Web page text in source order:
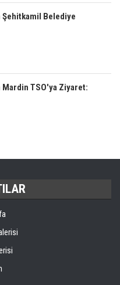
Şehitkamil Belediye
TSO'ya Ziyaret: